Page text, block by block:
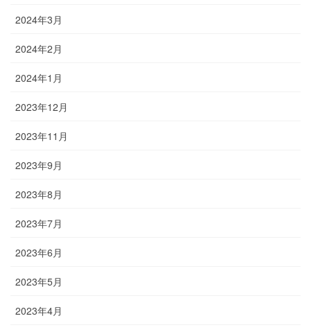
2024年3月
2024年2月
2024年1月
2023年12月
2023年11月
2023年9月
2023年8月
2023年7月
2023年6月
2023年5月
2023年4月